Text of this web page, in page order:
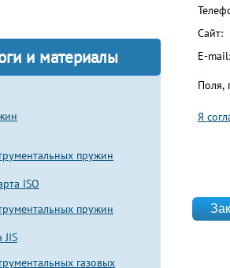
и материалы
пружин
ISO
пружин
JIS
газовых
Сайт:
E-
Поля,
Я